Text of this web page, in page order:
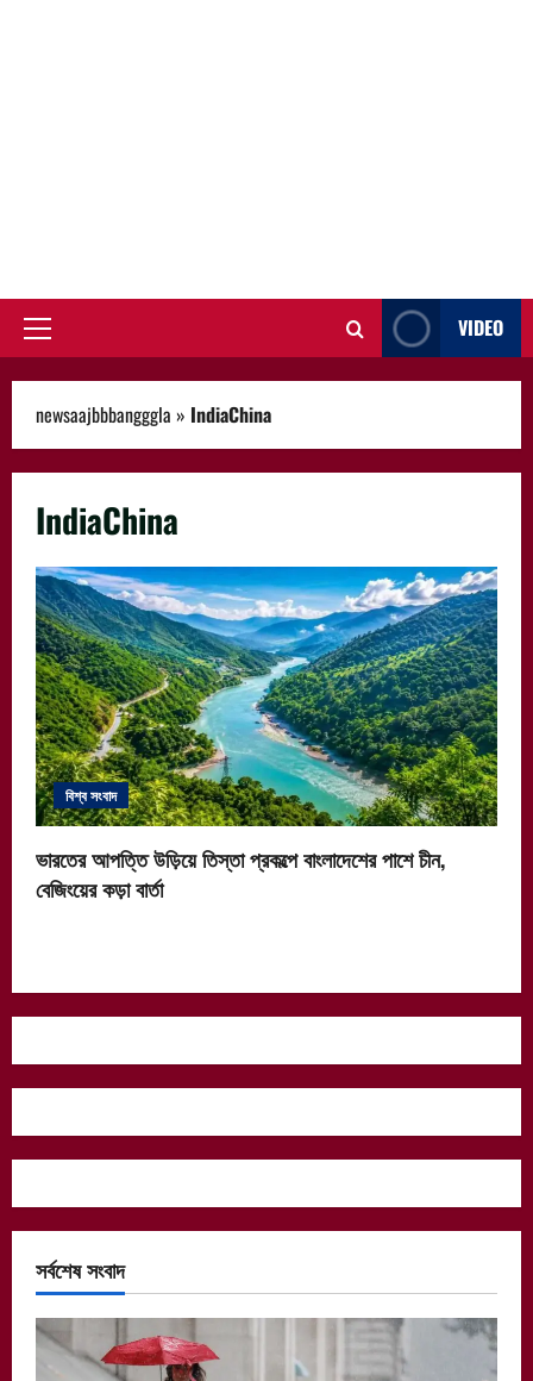
Primary
VIDEO
newsaajbbbangggla » IndiaChina
IndiaChina
বিশ্ব সংবাদ
ভারতের আপত্তি উড়িয়ে তিস্তা প্রকল্পে বাংলাদেশের পাশে চীন,
বেজিংয়ের কড়া বার্তা
সর্বশেষ সংবাদ